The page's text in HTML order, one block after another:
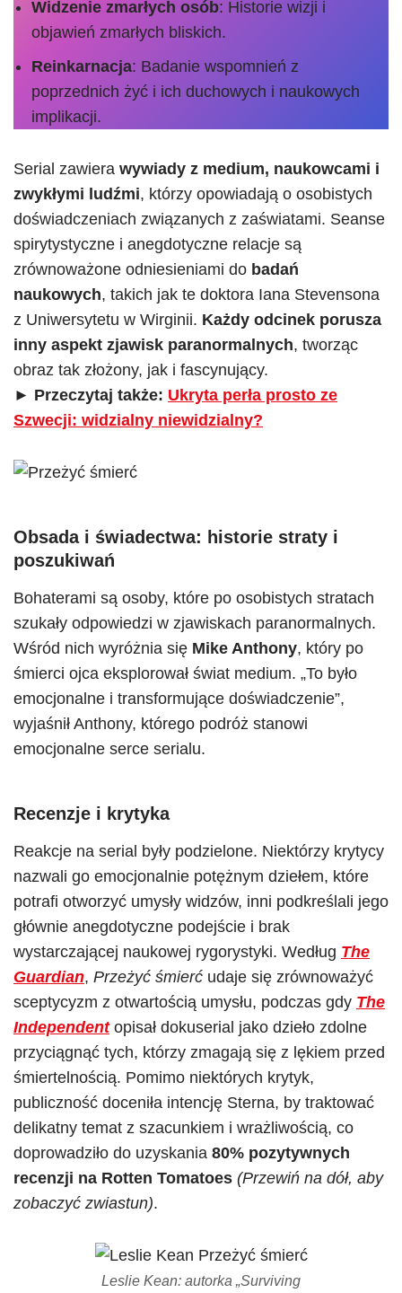
Widzenie zmarłych osób: Historie wizji i
objawień zmarłych bliskich.
Reinkarnacja: Badanie wspomnień z
poprzednich żyć i ich duchowych i naukowych
implikacji.
Serial zawiera wywiady z medium, naukowcami i
zwykłymi ludźmi, którzy opowiadają o osobistych
doświadczeniach związanych z zaświatami. Seanse
spirytystyczne i anegdotyczne relacje są
zrównoważone odniesieniami do badań
naukowych, takich jak te doktora Iana Stevensona
z Uniwersytetu w Wirginii. Każdy odcinek porusza
inny aspekt zjawisk paranormalnych, tworząc
obraz tak złożony, jak i fascynujący.
► Przeczytaj także: Ukryta perła prosto ze
Szwecji: widzialny niewidzialny?
Obsada i świadectwa: historie straty i
poszukiwań
Bohaterami są osoby, które po osobistych stratach
szukały odpowiedzi w zjawiskach paranormalnych.
Wśród nich wyróżnia się Mike Anthony, który po
śmierci ojca eksplorował świat medium. „To było
emocjonalne i transformujące doświadczenie”,
wyjaśnił Anthony, którego podróż stanowi
emocjonalne serce serialu.
Recenzje i krytyka
Reakcje na serial były podzielone. Niektórzy krytycy
nazwali go emocjonalnie potężnym dziełem, które
potrafi otworzyć umysły widzów, inni podkreślali jego
głównie anegdotyczne podejście i brak
wystarczającej naukowej rygorystyki. Według The
Guardian, Przeżyć śmierć udaje się zrównoważyć
sceptycyzm z otwartością umysłu, podczas gdy The
Independentopisał dokuserial jako dzieło zdolne
przyciągnąć tych, którzy zmagają się z lękiem przed
śmiertelnością. Pomimo niektórych krytyk,
publiczność doceniła intencję Sterna, by traktować
delikatny temat z szacunkiem i wrażliwością, co
doprowadziło do uzyskania 80% pozytywnych
recenzji na Rotten Tomatoes (Przewiń na dół, aby
zobaczyć zwiastun).
Leslie Kean: autorka „Surviving